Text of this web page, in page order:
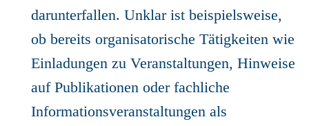
darunterfallen. Unklar ist beispielsweise,
ob bereits organisatorische Tätigkeiten wie
Einladungen zu Veranstaltungen, Hinweise
auf Publikationen oder fachliche
Informationsveranstaltungen als